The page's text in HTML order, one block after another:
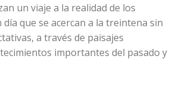
un viaje a la realidad de los
día que se acercan a la treintena sin
a través de paisajes
importantes del pasado y